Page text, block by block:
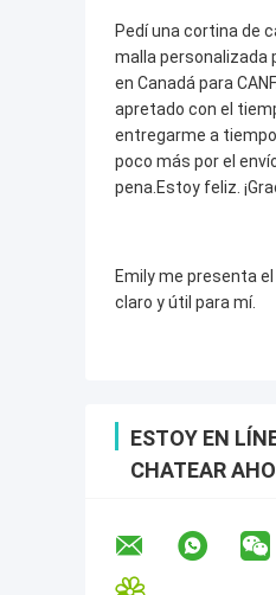
Pedí una cortina de
malla personalizada
en Canadá para
apretado con el
entregarme a
poco más por el
pena.Estoy feliz.
Emily me presenta
claro y útil para mí.
ESTOY EN
CHATEAR